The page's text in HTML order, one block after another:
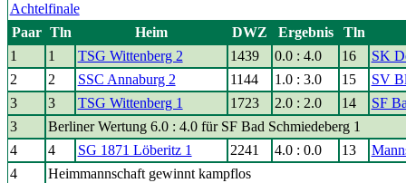
Achtelfinale
Paar Tln Heim DWZ Ergebnis
Tln
1
1 TSG Wittenberg 2 1439 0.0 : 4.0 16
SK
2
2 SSC Annaburg 2 1144 1.0 : 3.0 15
SV
3
3 TSG Wittenberg 1 1723 2.0 : 2.0 14
SF
3
Berliner Wertung 6.0 : 4.0 für SF Bad Schmiedeberg 1
4
4 SG 1871 Löberitz 1 2241 4.0 : 0.0 13
4
Heimmannschaft gewinnt kampflos